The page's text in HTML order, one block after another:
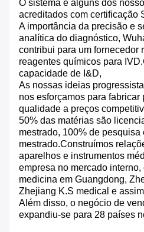
O sistema e alguns dos
acreditados com certificação
A importância da precisão e
analítica do diagnóstico,
contribui para um fornecedor
reagentes químicos para
capacidade de I&D,
As nossas ideias
nos esforçamos para fabricar
qualidade a preços
50% das matérias são
mestrado, 100% de
mestrado.Construímos
aparelhos e instrumentos
empresa no mercado interno,
medicina em Guangdong,
Zhejiang K.S medical e
Além disso, o negócio de
expandiu-se para 28 países